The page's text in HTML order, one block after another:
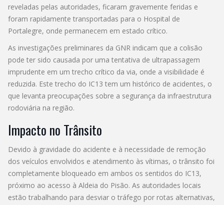
reveladas pelas autoridades, ficaram gravemente feridas e
foram rapidamente transportadas para o Hospital de
Portalegre, onde permanecem em estado crítico.
As investigações preliminares da GNR indicam que a colisão
pode ter sido causada por uma tentativa de ultrapassagem
imprudente em um trecho crítico da via, onde a visibilidade é
reduzida. Este trecho do IC13 tem um histórico de acidentes, o
que levanta preocupações sobre a segurança da infraestrutura
rodoviária na região.
Impacto no Trânsito
Devido à gravidade do acidente e à necessidade de remoção
dos veículos envolvidos e atendimento às vítimas, o trânsito foi
completamente bloqueado em ambos os sentidos do IC13,
próximo ao acesso à Aldeia do Pisão. As autoridades locais
estão trabalhando para desviar o tráfego por rotas alternativas,